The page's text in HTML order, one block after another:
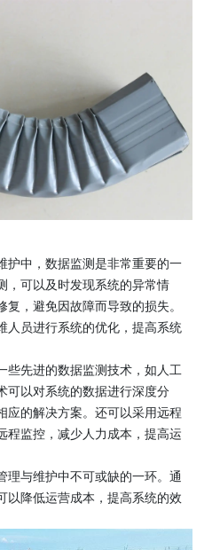
护中，数据监测是非常重要的一
，可以及时发现系统的异常情
，避免因故障而导致的损失。
人员进行系统的优化，提高系统
些先进的数据监测技术，如人工
可以对系统的数据进行深度分
应的解决方案。还可以采用远程
程监控，减少人力成本，提高运
理与维护中不可或缺的一环。通
以降低运营成本，提高系统的效